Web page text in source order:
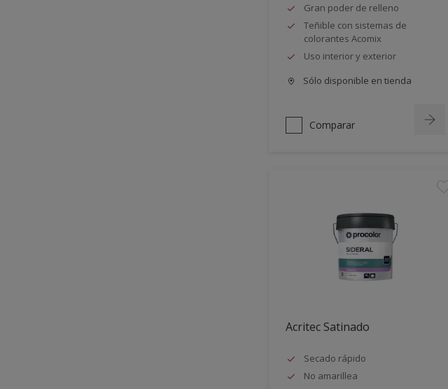
Gran poder de relleno
Teñible con sistemas de
colorantes Acomix
Uso interior y exterior
Sólo disponible en tienda
Comparar
Acritec Satinado
Secado rápido
No amarillea